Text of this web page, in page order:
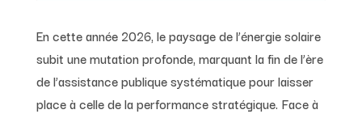
En cette année 2026, le paysage de l’énergie solaire
subit une mutation profonde, marquant la fin de l’ère
de l’assistance publique systématique pour laisser
place à celle de la performance stratégique. Face à